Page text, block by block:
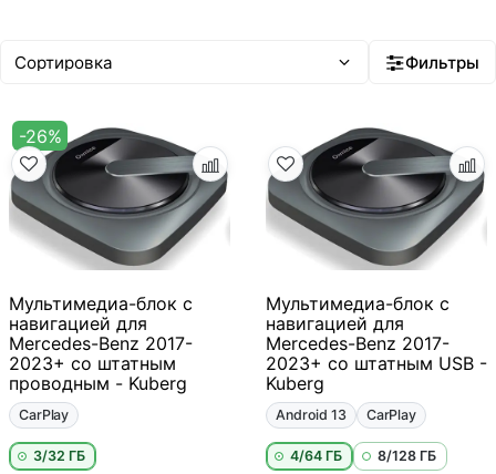
Фильтры
-26%
Мультимедиа-блок с
навигацией для
Mercedes-Benz 2017-
2023+ со штатным
проводным - Kuberg
CarPlay
3/32 ГБ
Мультимедиа-блок с
навигацией для
Mercedes-Benz 2017-
2023+ со штатным USB -
Kuberg
Android 13 CarPlay
4/64 ГБ 8/128 ГБ